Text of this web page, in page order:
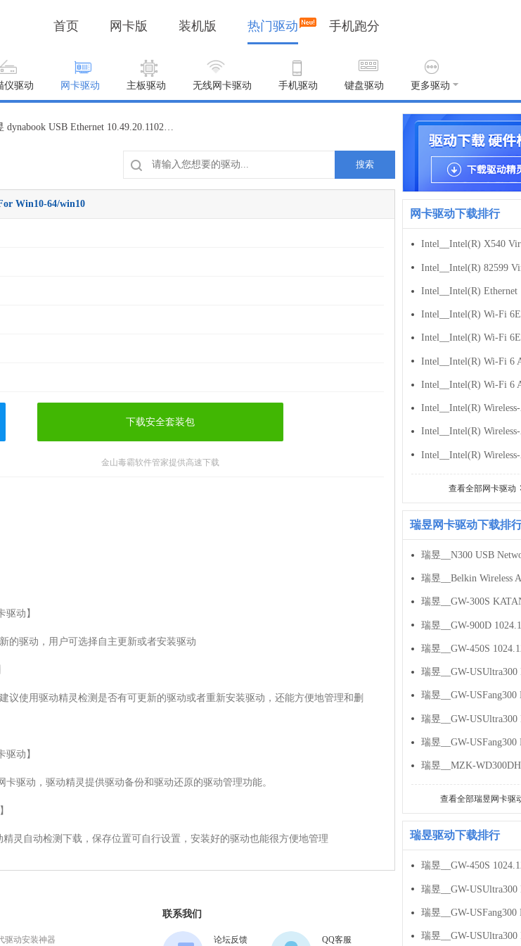
首页 网卡版 装机版 热门驱动 手机跑分
仪驱动 网卡驱动 主板驱动 无线网卡驱动 手机驱动 键盘驱动 更多驱动
搜索
Win10-64/win10
下载安全套装包
金山毒霸软件管家提供高速下载
驱动】
的驱动，用户可选择自主更新或者安装驱动
使用驱动精灵检测是否有可更新的驱动或者重新安装驱动，还能方便地管理和删
驱动】
卡驱动，驱动精灵提供驱动备份和驱动还原的驱动管理功能。
精灵自动检测下载，保存位置可自行设置，安装好的驱动也能很方便地管理
网卡驱动下载排行
查看全部网卡驱动
瑞昱网卡驱动下载排
查看全部瑞昱网卡驱
瑞昱驱动下载排行
驱动安装神器
联系我们
论坛反馈 QQ客服